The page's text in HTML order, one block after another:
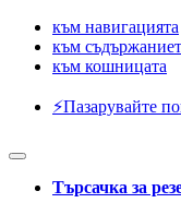
към навигацията
към
към кошницата
⚡️Пазарувайте
Търсачка за